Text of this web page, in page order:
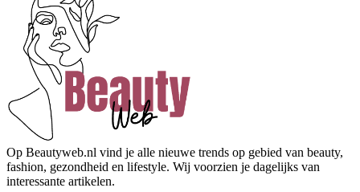
Op Beautyweb.nl vind je alle nieuwe trends op gebied van beauty,
fashion, gezondheid en lifestyle. Wij voorzien je dagelijks van
interessante artikelen.